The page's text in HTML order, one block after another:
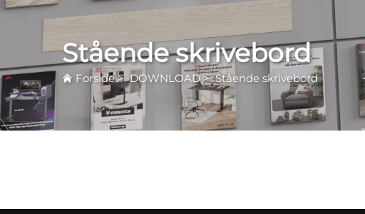
Stående skrivebord
Forside>DOWNLOAD>Stående skrivebord